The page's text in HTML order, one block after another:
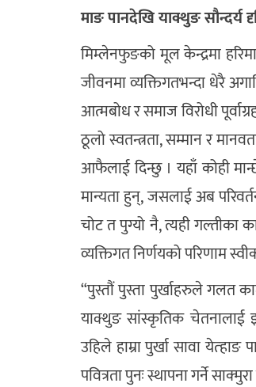
माङ पानदेखि याक्थुङ सौन्दर्य
मिम्लेनफुङको मूल केन्द्रमा
जीवनमा व्यक्तिगतभन्दा धेरै
आत्मबोध र समाज विरोधी
ठूलो स्वतन्त्रता, सम्मान र
आफैलाई दिन्छु । यहाँ कोही
मान्यता हुन्, जसलाई अब
चोट त पुग्यो नै, त्यही
व्यक्तिगत निर्णयको परिणाम
“पुस्तौं पुस्ता पुर्खाहरुले गलत
याक्थुङ सांस्कृतिक चेतनालाई
उहिले हाम्रा पुर्खा सावा
पवित्रता पुनः स्थापना गर्ने